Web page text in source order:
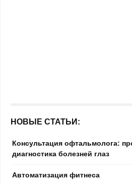
НОВЫЕ СТАТЬИ:
Консультация офтальмолога:
диагностика болезней глаз
Автоматизация фитнеса